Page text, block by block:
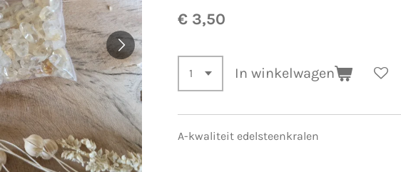
€ 3,50
In winkelwagen
A-kwaliteit edelsteenkralen